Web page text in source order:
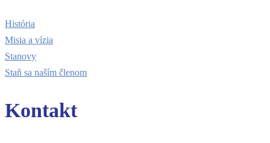
História
Misia a vízia
Stanovy
Staň sa naším členom
Kontakt